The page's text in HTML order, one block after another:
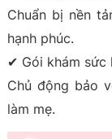
Chuẩn bị nền
hạnh phúc.
✔ Gói khám sức
Chủ động bảo
làm mẹ.